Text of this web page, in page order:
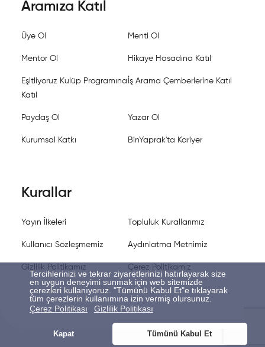
Tercihlerinizi ve tekrar ziyaretlerinizi hatırlayarak size
en uygun deneyimi sunmak için web sitemizde
çerezleri kullanıyoruz. "Tümünü Kabul Et"e tıklayarak
tüm çerezlerin kullanımına izin vermiş olursunuz.
Çerez Politikası
Gizlilik Politikası
Kapat Tümünü Kabul Et
Aramıza Katıl
Üye Ol Menti Ol
Mentor Ol Hikaye Hasadına Katıl
Eşitliyoruz Kulüp Programına
Katıl
İş Arama Çemberlerine Katıl
Paydaş Ol Yazar Ol
Kurumsal Katkı BinYaprak'ta Kariyer
Kurallar
Yayın İlkeleri Topluluk Kurallarımız
Kullanıcı Sözleşmemiz Aydınlatma Metnimiz
Gizlilik Politikamız Çerez Politikamız